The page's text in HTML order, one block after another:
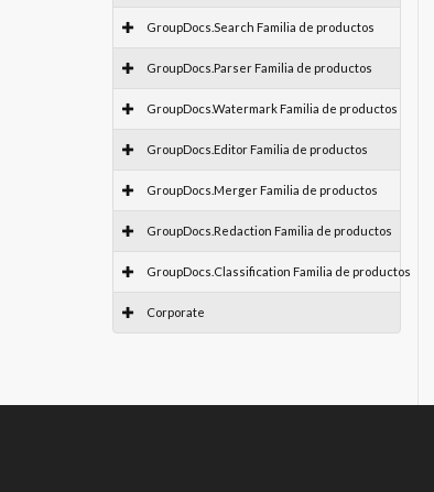
GroupDocs.Search Familia de productos
GroupDocs.Parser Familia de productos
GroupDocs.Watermark Familia de productos
GroupDocs.Editor Familia de productos
GroupDocs.Merger Familia de productos
GroupDocs.Redaction Familia de productos
GroupDocs.Classification Familia de productos
Corporate